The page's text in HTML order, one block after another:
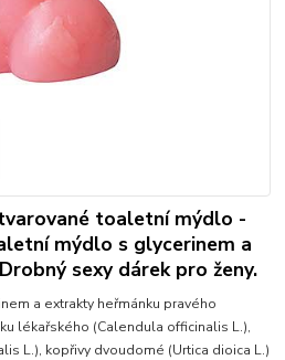
toaletní mýdlo -
mýdlo s glycerinem a
sexy dárek pro ženy.
a extrakty heřmánku pravého
lékařského (Calendula officinalis L.),
L.), kopřivy dvoudomé (Urtica dioica L.)